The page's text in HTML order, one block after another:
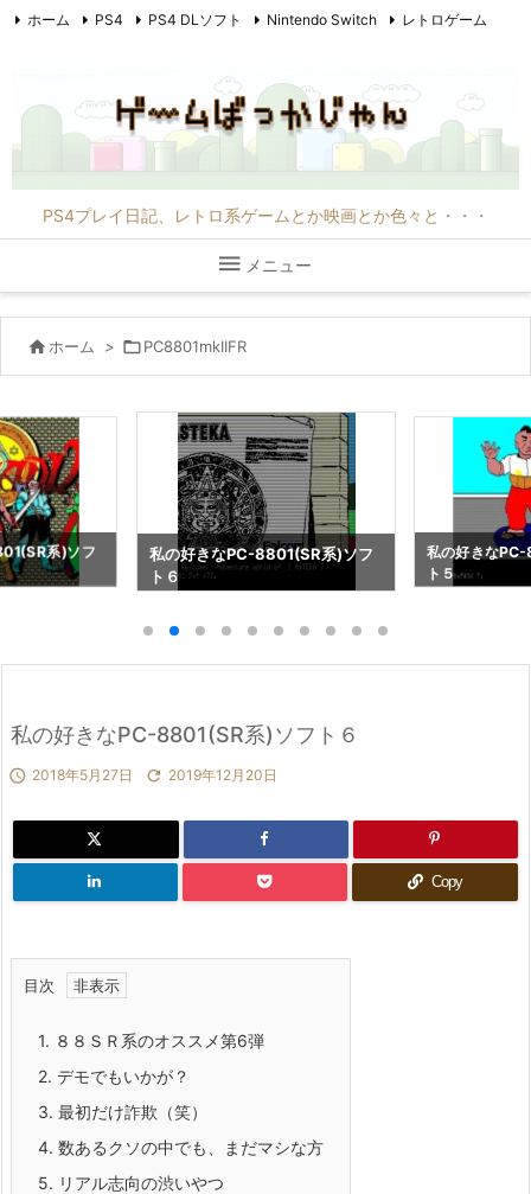
PS4プレイ日記、レトロ系ゲームとか映画とか色々と・・・
 メニュー
ホーム PS4 PS4 DLソフト Nintendo Switch レトロゲーム
 ホーム > PC8801mkIIFR
系)ソフ
私の好きなPC-8801(SR系)ソフ
ト６
私の好きな
ト５
私の好きなPC-8801(SR系)ソフト６
 2018年5月27日  2019年12月20日
Copy
目次
1. ８８ＳＲ系のオススメ第6弾
2. デモでもいかが？
3. 最初だけ詐欺（笑）
4. 数あるクソの中でも、まだマシな方
5. リアル志向の渋いやつ